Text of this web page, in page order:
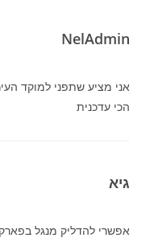
NelAdmin
אני מציע שתפני למוקד
הכי עדכנית
גיא
אפשרי להדליק מנגל